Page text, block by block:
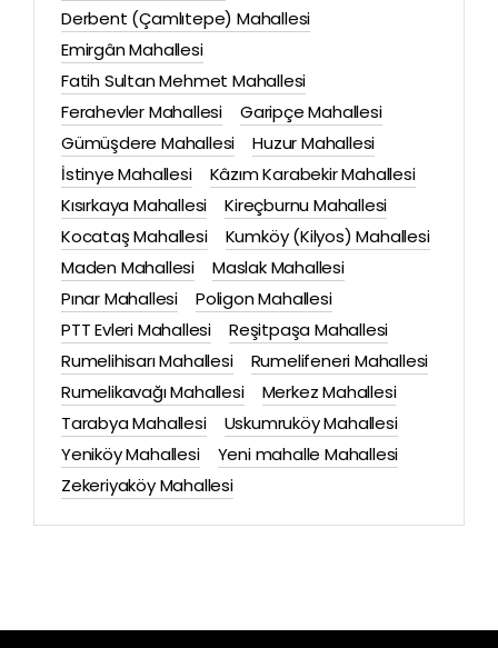
Derbent (Çamlıtepe) Mahallesi
Emirgân Mahallesi
Fatih Sultan Mehmet Mahallesi
Ferahevler Mahallesi
Garipçe Mahallesi
Gümüşdere Mahallesi
Huzur Mahallesi
İstinye Mahallesi
Kâzım Karabekir Mahallesi
Kısırkaya Mahallesi
Kireçburnu Mahallesi
Kocataş Mahallesi
Kumköy (Kilyos) Mahallesi
Maden Mahallesi
Maslak Mahallesi
Pınar Mahallesi
Poligon Mahallesi
PTT Evleri Mahallesi
Reşitpaşa Mahallesi
Rumelihisarı Mahallesi
Rumelifeneri Mahallesi
Rumelikavağı Mahallesi
Merkez Mahallesi
Tarabya Mahallesi
Uskumruköy Mahallesi
Yeniköy Mahallesi
Yeni mahalle Mahallesi
Zekeriyaköy Mahallesi